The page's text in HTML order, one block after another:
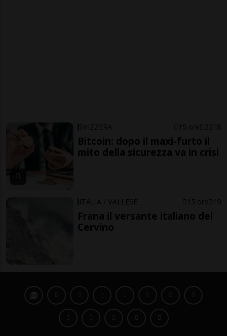
SVIZZERA 15 ore 2 18
Bitcoin: dopo il maxi-furto il
mito della sicurezza va in crisi
ITALIA / VALLESE 15 ore 19
Frana il versante italiano del
Cervino